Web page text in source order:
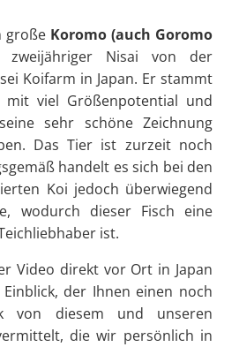
große Koromo (auch Goromo
Nisai von der
Koifarm in Japan. Er stammt
viel Größenpotential und
sehr schöne Zeichnung
Das Tier ist zurzeit noch
handelt es sich bei den
Koi jedoch überwiegend
wodurch dieser Fisch eine
ist.
Video direkt vor Ort in Japan
der Ihnen einen noch
von diesem und unseren
die wir persönlich in